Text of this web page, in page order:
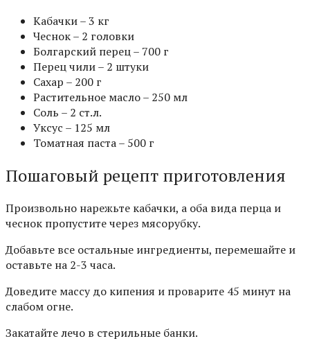
Кабачки – 3 кг
Чеснок – 2 головки
Болгарский перец – 700 г
Перец чили – 2 штуки
Сахар – 200 г
Растительное масло – 250 мл
Соль – 2 ст.л.
Уксус – 125 мл
Томатная паста – 500 г
Пошаговый рецепт приготовления
Произвольно нарежьте кабачки, а оба вида перца и
чеснок пропустите через мясорубку.
Добавьте все остальные ингредиенты, перемешайте и
оставьте на 2-3 часа.
Доведите массу до кипения и проварите 45 минут на
слабом огне.
Закатайте лечо в стерильные банки.